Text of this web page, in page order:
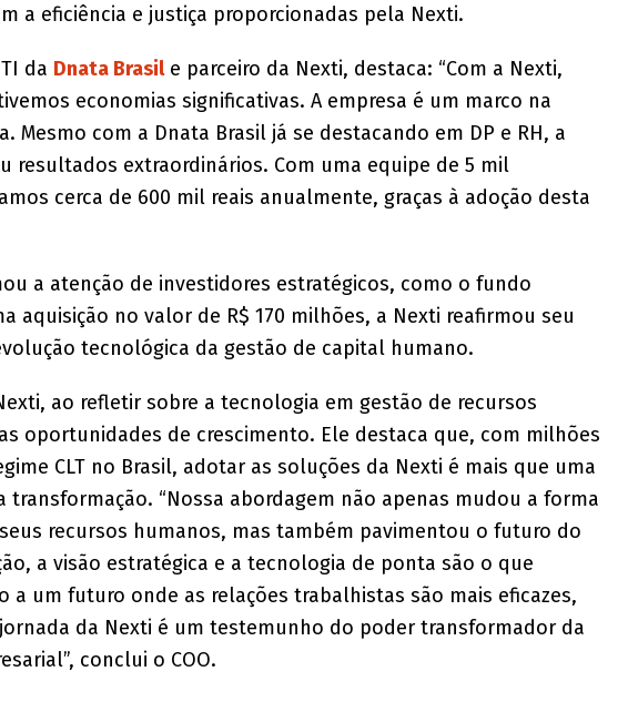
a eficiência e justiça proporcionadas pela Nexti.
da Dnata Brasile parceiro da Nexti, destaca: “Com a Nexti,
economias significativas. A empresa é um marco na
Mesmo com a Dnata Brasil já se destacando em DP e RH, a
resultados extraordinários. Com uma equipe de 5 mil
cerca de 600 mil reais anualmente, graças à adoção desta
a atenção de investidores estratégicos, como o fundo
aquisição no valor de R$ 170 milhões, a Nexti reafirmou seu
tecnológica da gestão de capital humano.
ao refletir sobre a tecnologia em gestão de recursos
oportunidades de crescimento. Ele destaca que, com milhões
CLT no Brasil, adotar as soluções da Nexti é mais que uma
transformação. “Nossa abordagem não apenas mudou a forma
recursos humanos, mas também pavimentou o futuro do
a visão estratégica e a tecnologia de ponta são o que
a um futuro onde as relações trabalhistas são mais eficazes,
da Nexti é um testemunho do poder transformador da
conclui o COO.